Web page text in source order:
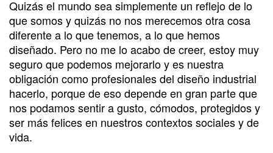
Quizás el mundo sea simplemente un reflejo de lo
que somos y quizás no nos merecemos otra cosa
diferente a lo que tenemos, a lo que hemos
diseñado. Pero no me lo acabo de creer, estoy muy
seguro que podemos mejorarlo y es nuestra
obligación como profesionales del diseño industrial
hacerlo, porque de eso depende en gran parte que
nos podamos sentir a gusto, cómodos, protegidos y
ser más felices en nuestros contextos sociales y de
vida.